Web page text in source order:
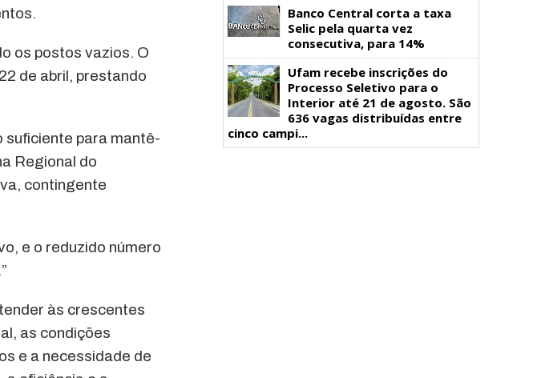
os postos vazios. O
de abril, prestando
suficiente para mantê-
Regional do
contingente
e o reduzido número
às crescentes
as condições
e a necessidade de
Banco Central corta a taxa
Selic pela quarta vez
consecutiva, para 14%
Ufam recebe inscrições do
Processo Seletivo para o
Interior até 21 de agosto. São
636 vagas distribuídas entre
cinco campi...